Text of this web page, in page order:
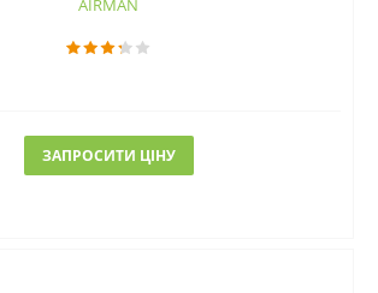
ЗАПРОСИТИ ЦІНУ